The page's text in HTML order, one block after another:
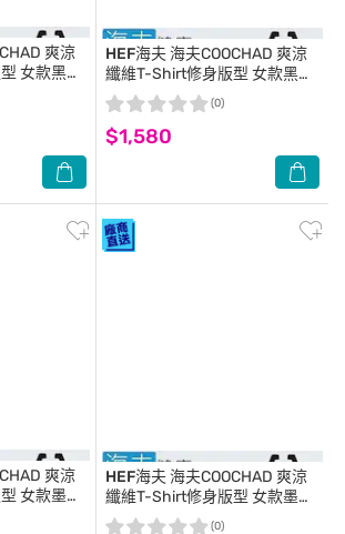
爽涼
女款黑
HEF海夫 海夫COOCHAD 爽涼
纖維T-Shirt修身版型 女款黑
(Cupro158-006)_L
$1,580
(0)
爽涼
女款墨綠
HEF海夫 海夫COOCHAD 爽涼
纖維T-Shirt修身版型 女款墨綠
(Cupro158-006)XL
(0)